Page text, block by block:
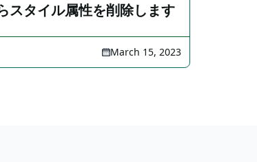
スタイル属性を削除します
March 15, 2023